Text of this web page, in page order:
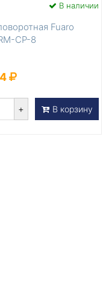
В наличии
Fuaro
CP-8
+ В корзину